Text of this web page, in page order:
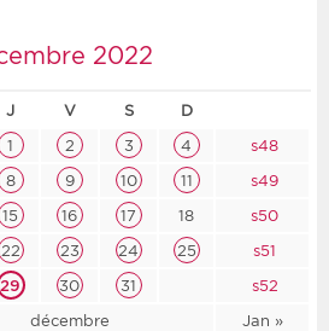
2022
J V S D
décembre Jan »
1 2 3 4
s48
8 9 10 11
s49
15 16 17 18
s50
22 23 24 25
s51
29 30 31 s52